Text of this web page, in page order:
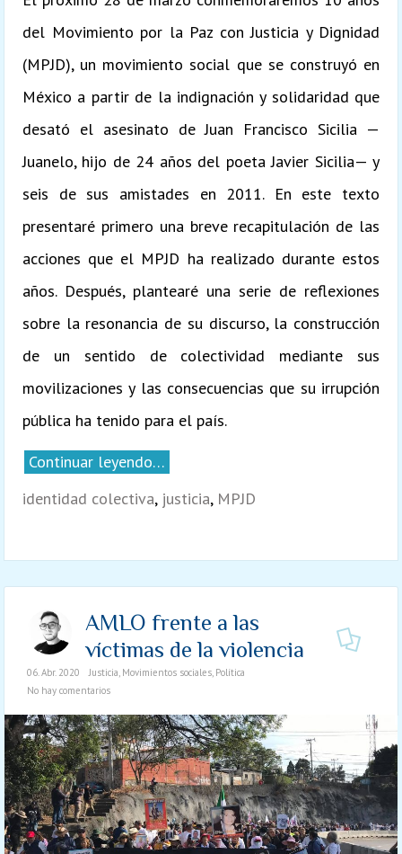
del Movimiento por la Paz con Justicia y Dignidad
(MPJD), un movimiento social que se construyó en
México a partir de la indignación y solidaridad que
desató el asesinato de Juan Francisco Sicilia —
Juanelo, hijo de 24 años del poeta Javier Sicilia— y
seis de sus amistades en 2011. En este texto
presentaré primero una breve recapitulación de las
acciones que el MPJD ha realizado durante estos
años. Después, plantearé una serie de reflexiones
sobre la resonancia de su discurso, la construcción
de un sentido de colectividad mediante sus
movilizaciones y las consecuencias que su irrupción
pública ha tenido para el país.
Continuar leyendo…
identidad colectiva, justicia, MPJD
AMLO frente a las
víctimas de la violencia
06. Abr. 2020 Justicia Movimientos sociales Política
No hay comentarios